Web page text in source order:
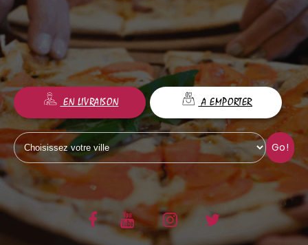
LA CARTE
VOTRE COMPTE
NOTRE RESTAURANT
VOS AVIS
MENTIONS LÉGALES
C.G.V
EN LIVRAISON A EMPORTER
Go!